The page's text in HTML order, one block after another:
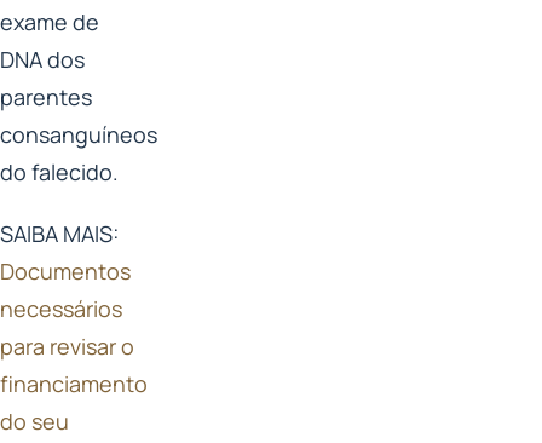
exame de
DNA dos
parentes
consanguíneos
do falecido.
SAIBA MAIS:
Documentos
necessários
para revisar o
financiamento
do seu